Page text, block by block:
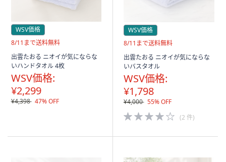
WSV価格
送
無
料
8/11まで送料無料
出雲たおる ニオイが気にならな
いハンドタオル 4枚
WSV価格:
¥2,299
¥4,398 47% OFF
WSV価格
送
無
料
8/11まで送料無料
出雲たおる ニオイが気にならな
いバスタオル
WSV価格:
¥1,798
¥4,000 55% OFF
4.0
of
(2 件)